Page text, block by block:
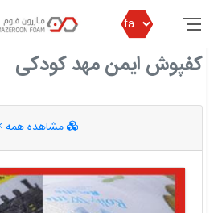
مازرون فوم کفپوش ایمن مهد کودکی
کفپوش ایمن مهد کودکی
مشاهده همه